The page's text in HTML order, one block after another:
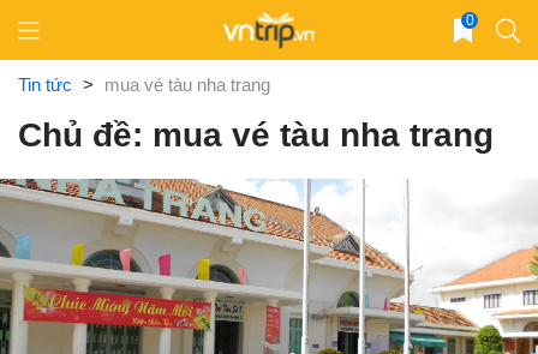
content
0
Tin tức > mua vé tàu nha trang
Chủ đề: mua vé tàu nha trang